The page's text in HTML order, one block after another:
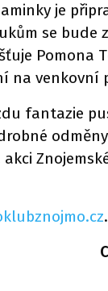
je
se bude
Pomona
na venkovní
fantazie
.